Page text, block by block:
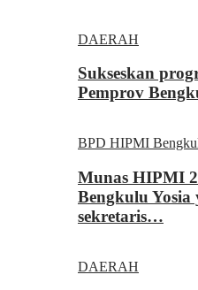
DAERAH
Sukseskan
Pemprov
BPD HIPMI
Munas HIPMI
Bengkulu
sekretaris…
DAERAH